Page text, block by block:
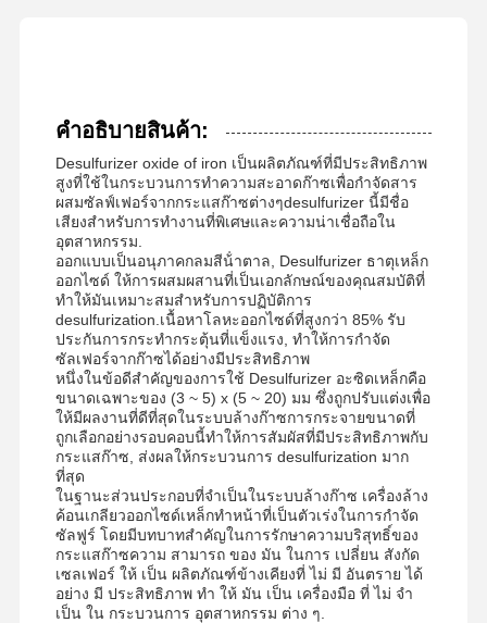
คําอธิบายสินค้า:
Desulfurizer oxide of iron เป็นผลิตภัณฑ์ที่มีประสิทธิภาพ
สูงที่ใช้ในกระบวนการทําความสะอาดก๊าซเพื่อกําจัดสาร
ผสมซัลฟ์เฟอร์จากกระแสก๊าซต่างๆdesulfurizer นี้มีชื่อ
เสียงสําหรับการทํางานที่พิเศษและความน่าเชื่อถือใน
อุตสาหกรรม.
ออกแบบเป็นอนุภาคกลมสีน้ําตาล, Desulfurizer ธาตุเหล็ก
ออกไซด์ ให้การผสมผสานที่เป็นเอกลักษณ์ของคุณสมบัติที่
ทําให้มันเหมาะสมสําหรับการปฏิบัติการ
desulfurization.เนื้อหาโลหะออกไซด์ที่สูงกว่า 85% รับ
ประกันการกระทํากระตุ้นที่แข็งแรง, ทําให้การกําจัด
ซัลเฟอร์จากก๊าซได้อย่างมีประสิทธิภาพ
หนึ่งในข้อดีสําคัญของการใช้ Desulfurizer อะซิดเหล็กคือ
ขนาดเฉพาะของ (3 ~ 5) x (5 ~ 20) มม ซึ่งถูกปรับแต่งเพื่อ
ให้มีผลงานที่ดีที่สุดในระบบล้างก๊าซการกระจายขนาดที่
ถูกเลือกอย่างรอบคอบนี้ทําให้การสัมผัสที่มีประสิทธิภาพกับ
กระแสก๊าซ, ส่งผลให้กระบวนการ desulfurization มาก
ที่สุด
ในฐานะส่วนประกอบที่จําเป็นในระบบล้างก๊าซ เครื่องล้าง
ค้อนเกลียวออกไซด์เหล็กทําหน้าที่เป็นตัวเร่งในการกําจัด
ซัลฟูร์ โดยมีบทบาทสําคัญในการรักษาความบริสุทธิ์ของ
กระแสก๊าซความ สามารถ ของ มัน ในการ เปลี่ยน สังกัด
เซลเฟอร์ ให้ เป็น ผลิตภัณฑ์ข้างเคียงที่ ไม่ มี อันตราย ได้
อย่าง มี ประสิทธิภาพ ทํา ให้ มัน เป็น เครื่องมือ ที่ ไม่ จํา
เป็น ใน กระบวนการ อุตสาหกรรม ต่าง ๆ.